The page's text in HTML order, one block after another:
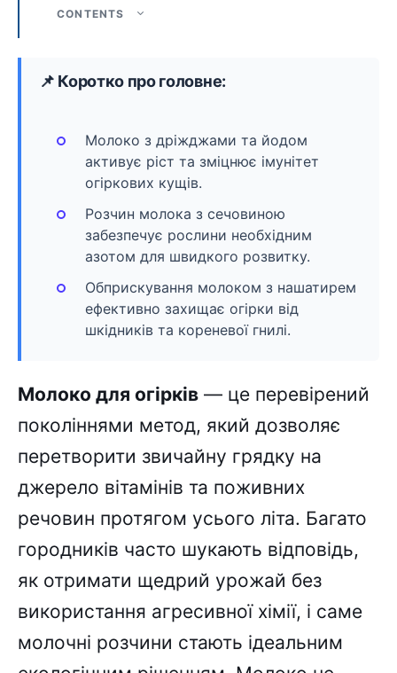
CONTENTS
📌 Коротко про головне:
Молоко з дріжджами та йодом
активує ріст та зміцнює імунітет
огіркових кущів.
Розчин молока з сечовиною
забезпечує рослини необхідним
азотом для швидкого розвитку.
Обприскування молоком з нашатирем
ефективно захищає огірки від
шкідників та кореневої гнилі.
Молоко для огірків — це перевірений
поколіннями метод, який дозволяє
перетворити звичайну грядку на
джерело вітамінів та поживних
речовин протягом усього літа. Багато
городників часто шукають відповідь,
як отримати щедрий урожай без
використання агресивної хімії, і саме
молочні розчини стають ідеальним